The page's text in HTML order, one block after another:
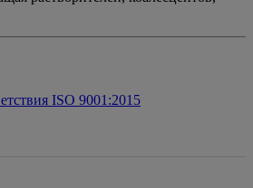
ISO 9001:2015